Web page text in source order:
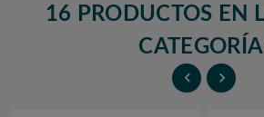
16 PRODUCTOS EN
 